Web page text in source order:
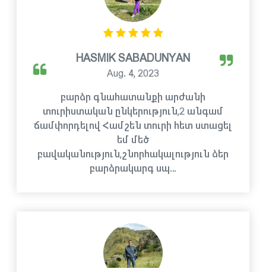
HASMIK SABADUNYAN
Aug. 4, 2023
բարձր գնահատանքի արժանի
տուրիստական ընկերություն,2 անգամ
ճամփորդելով Համշեն տուրի հետ ստացել
եմ մեծ
բավականություն,շնորհակալություն ձեր
բարձրակարգ սպ…